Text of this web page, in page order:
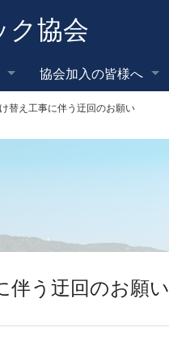
ク協会
協会加入の皆様へ
替え工事に伴う迂回のお願い
う迂回のお願い